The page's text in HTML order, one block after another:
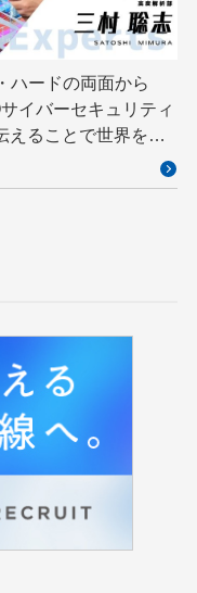
ハードの両面から
イバーセキュリティ
えることで世界を良